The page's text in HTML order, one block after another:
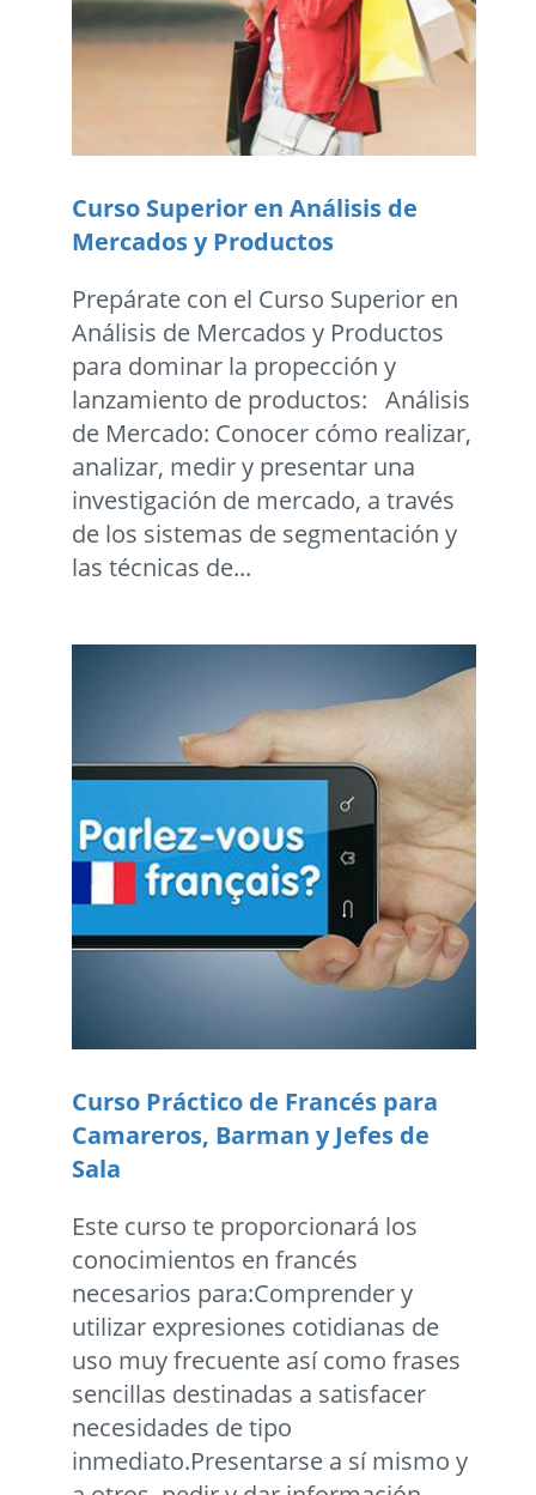
Curso Superior en Análisis de
Mercados y Productos
Prepárate con el Curso Superior en
Análisis de Mercados y Productos
para dominar la propección y
lanzamiento de productos: Análisis
de Mercado: Conocer cómo realizar,
analizar, medir y presentar una
investigación de mercado, a través
de los sistemas de segmentación y
las técnicas de...
Curso Práctico de Francés para
Camareros, Barman y Jefes de
Sala
Este curso te proporcionará los
conocimientos en francés
necesarios para:Comprender y
utilizar expresiones cotidianas de
uso muy frecuente así como frases
sencillas destinadas a satisfacer
necesidades de tipo
inmediato.Presentarse a sí mismo y